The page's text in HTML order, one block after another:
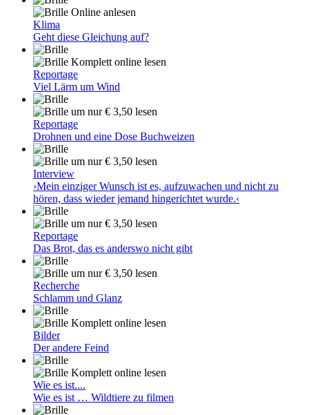
Online anlesen
Klima
Geht diese Gleichung auf?
Komplett online lesen
Reportage
Viel Lärm um Wind
um nur € 3,50 lesen
Reportage
Drohnen und eine Dose Buchweizen
um nur € 3,50 lesen
Interview
›Mein einziger Wunsch ist es, aufzuwachen und nicht zu
hören, dass wieder jemand hingerichtet wurde.‹
um nur € 3,50 lesen
Reportage
Das Brot, das es anderswo nicht gibt
um nur € 3,50 lesen
Recherche
Schlamm und Glanz
Komplett online lesen
Bilder
Der andere Feind
Komplett online lesen
Wie es ist....
Wie es ist … Wildtiere zu filmen